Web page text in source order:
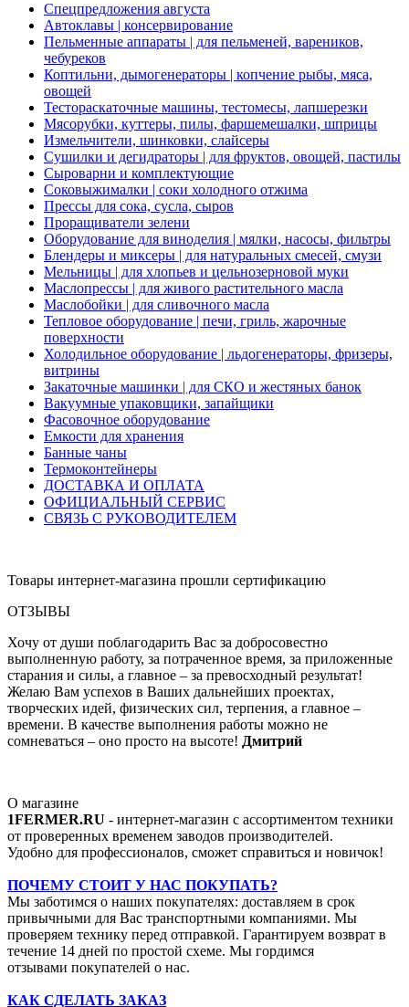
Спецпредложения августа
Автоклавы | консервирование
Пельменные аппараты | для пельменей, вареников,
чебуреков
Коптильни, дымогенераторы | копчение рыбы, мяса,
овощей
Тестораскаточные машины, тестомесы, лапшерезки
Мясорубки, куттеры, пилы, фаршемешалки, шприцы
Измельчители, шинковки, слайсеры
Сушилки и дегидраторы | для фруктов, овощей, пастилы
Сыроварни и комплектующие
Соковыжималки | соки холодного отжима
Прессы для сока, сусла, сыров
Проращиватели зелени
Оборудование для виноделия | мялки, насосы, фильтры
Блендеры и миксеры | для натуральных смесей, смузи
Мельницы | для хлопьев и цельнозерновой муки
Маслопрессы | для живого растительного масла
Маслобойки | для сливочного масла
Тепловое оборудование | печи, гриль, жарочные
поверхности
Холодильное оборудование | льдогенераторы, фризеры,
витрины
Закаточные машинки | для СКО и жестяных банок
Вакуумные упаковщики, запайщики
Фасовочное оборудование
Емкости для хранения
Банные чаны
Термоконтейнеры
ДОСТАВКА И ОПЛАТА
ОФИЦИАЛЬНЫЙ СЕРВИС
СВЯЗЬ С РУКОВОДИТЕЛЕМ
Товары интернет-магазина прошли сертификацию
ОТЗЫВЫ
Хочу от души поблагодарить Вас за добросовестно
выполненную работу, за потраченное время, за приложенные
старания и силы, а главное – за превосходный результат!
Желаю Вам успехов в Ваших дальнейших проектах,
творческих идей, физических сил, терпения, а главное –
времени. В качестве выполнения работы можно не
сомневаться – оно просто на высоте! Дмитрий
О магазине
1FERMER.RU - интернет-магазин с ассортиментом техники
от проверенных временем заводов производителей.
Удобно для профессионалов, сможет справиться и новичок!
ПОЧЕМУ СТОИТ У НАС ПОКУПАТЬ?
Мы заботимся о наших покупателях: доставляем в срок
привычными для Вас транспортными компаниями. Мы
проверяем технику перед отправкой. Гарантируем возврат в
течение 14 дней по простой схеме. Мы гордимся
отзывами покупателей о нас.
КАК СДЕЛАТЬ ЗАКАЗ